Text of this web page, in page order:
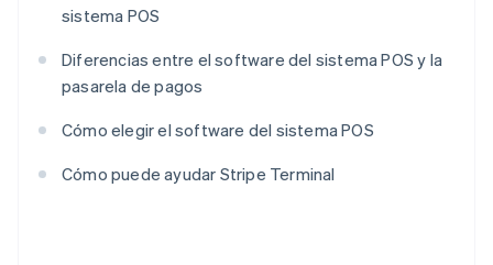
sistema POS
Diferencias entre el software del sistema POS y la
pasarela de pagos
Cómo elegir el software del sistema POS
Cómo puede ayudar Stripe Terminal